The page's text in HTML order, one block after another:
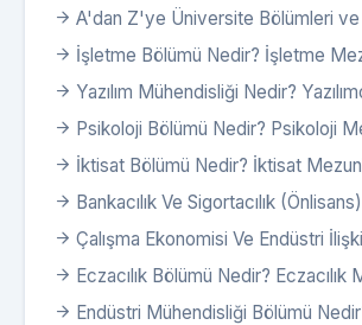
A'dan Z'ye Üniversite Bölümleri
İşletme Bölümü Nedir? İşletme
Yazılım Mühendisliği Nedir?
Psikoloji Bölümü Nedir? Psikoloji
İktisat Bölümü Nedir? İktisat
Bankacılık Ve Sigortacılık
Çalışma Ekonomisi Ve Endüstri
Eczacılık Bölümü Nedir? Eczacılık
Endüstri Mühendisliği Bölümü